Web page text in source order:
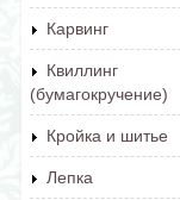
Карвинг
Квиллинг
(бумагокручение)
Кройка и шитье
Лепка